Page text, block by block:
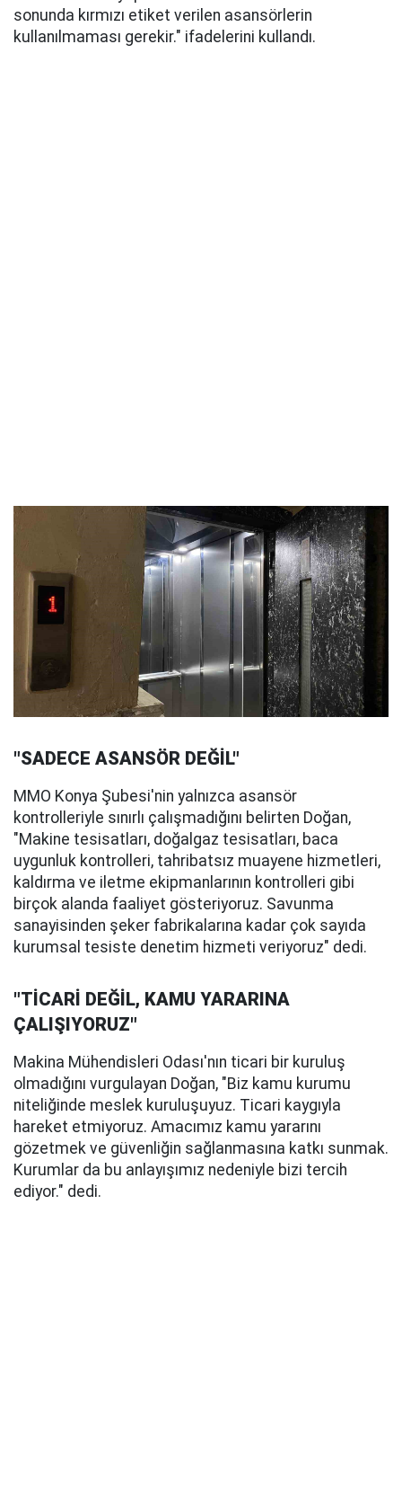
sonunda kırmızı etiket verilen asansörlerin
kullanılmaması gerekir." ifadelerini kullandı.
"SADECE ASANSÖR DEĞİL"
MMO Konya Şubesi'nin yalnızca asansör
kontrolleriyle sınırlı çalışmadığını belirten Doğan,
"Makine tesisatları, doğalgaz tesisatları, baca
uygunluk kontrolleri, tahribatsız muayene hizmetleri,
kaldırma ve iletme ekipmanlarının kontrolleri gibi
birçok alanda faaliyet gösteriyoruz. Savunma
sanayisinden şeker fabrikalarına kadar çok sayıda
kurumsal tesiste denetim hizmeti veriyoruz" dedi.
"TİCARİ DEĞİL, KAMU YARARINA
ÇALIŞIYORUZ"
Makina Mühendisleri Odası'nın ticari bir kuruluş
olmadığını vurgulayan Doğan, "Biz kamu kurumu
niteliğinde meslek kuruluşuyuz. Ticari kaygıyla
hareket etmiyoruz. Amacımız kamu yararını
gözetmek ve güvenliğin sağlanmasına katkı sunmak.
Kurumlar da bu anlayışımız nedeniyle bizi tercih
ediyor." dedi.